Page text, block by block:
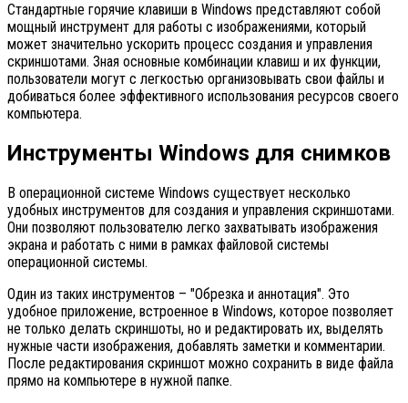
Стандартные горячие клавиши в Windows представляют собой
мощный инструмент для работы с изображениями, который
может значительно ускорить процесс создания и управления
скриншотами. Зная основные комбинации клавиш и их функции,
пользователи могут с легкостью организовывать свои файлы и
добиваться более эффективного использования ресурсов своего
компьютера.
Инструменты Windows для снимков
В операционной системе Windows существует несколько
удобных инструментов для создания и управления скриншотами.
Они позволяют пользователю легко захватывать изображения
экрана и работать с ними в рамках файловой системы
операционной системы.
Один из таких инструментов – "Обрезка и аннотация". Это
удобное приложение, встроенное в Windows, которое позволяет
не только делать скриншоты, но и редактировать их, выделять
нужные части изображения, добавлять заметки и комментарии.
После редактирования скриншот можно сохранить в виде файла
прямо на компьютере в нужной папке.